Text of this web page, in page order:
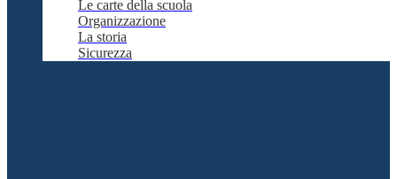
Le carte della scuola
Organizzazione
La storia
Sicurezza